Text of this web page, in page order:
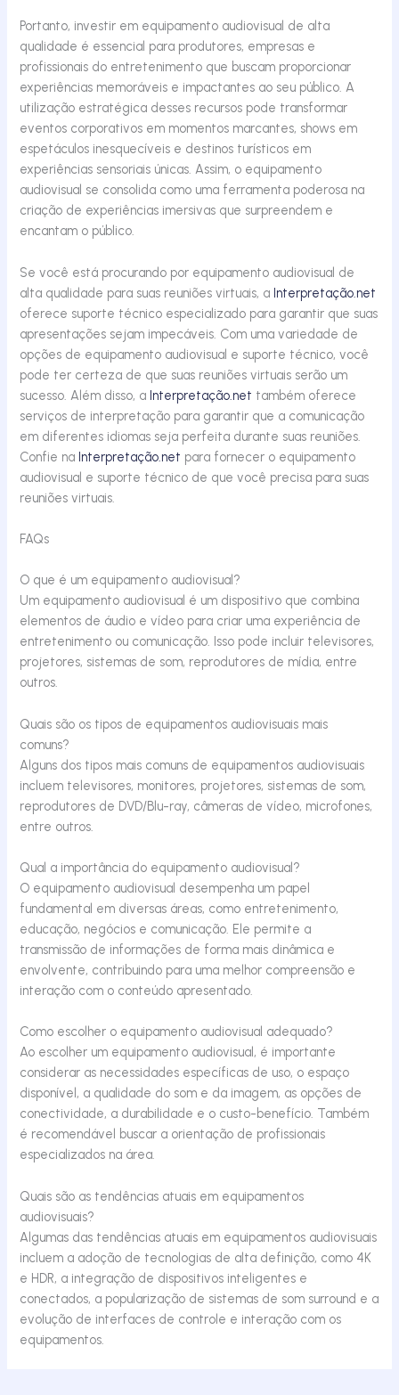
Portanto, investir em equipamento audiovisual de alta
qualidade é essencial para produtores, empresas e
profissionais do entretenimento que buscam proporcionar
experiências memoráveis e impactantes ao seu público. A
utilização estratégica desses recursos pode transformar
eventos corporativos em momentos marcantes, shows em
espetáculos inesquecíveis e destinos turísticos em
experiências sensoriais únicas. Assim, o equipamento
audiovisual se consolida como uma ferramenta poderosa na
criação de experiências imersivas que surpreendem e
encantam o público.
Se você está procurando por equipamento audiovisual de
alta qualidade para suas reuniões virtuais, a Interpretação.net
oferece suporte técnico especializado para garantir que suas
apresentações sejam impecáveis. Com uma variedade de
opções de equipamento audiovisual e suporte técnico, você
pode ter certeza de que suas reuniões virtuais serão um
sucesso. Além disso, a Interpretação.net também oferece
serviços de interpretação para garantir que a comunicação
em diferentes idiomas seja perfeita durante suas reuniões.
Confie na Interpretação.net para fornecer o equipamento
audiovisual e suporte técnico de que você precisa para suas
reuniões virtuais.
FAQs
O que é um equipamento audiovisual?
Um equipamento audiovisual é um dispositivo que combina
elementos de áudio e vídeo para criar uma experiência de
entretenimento ou comunicação. Isso pode incluir televisores,
projetores, sistemas de som, reprodutores de mídia, entre
outros.
Quais são os tipos de equipamentos audiovisuais mais
comuns?
Alguns dos tipos mais comuns de equipamentos audiovisuais
incluem televisores, monitores, projetores, sistemas de som,
reprodutores de DVD/Blu-ray, câmeras de vídeo, microfones,
entre outros.
Qual a importância do equipamento audiovisual?
O equipamento audiovisual desempenha um papel
fundamental em diversas áreas, como entretenimento,
educação, negócios e comunicação. Ele permite a
transmissão de informações de forma mais dinâmica e
envolvente, contribuindo para uma melhor compreensão e
interação com o conteúdo apresentado.
Como escolher o equipamento audiovisual adequado?
Ao escolher um equipamento audiovisual, é importante
considerar as necessidades específicas de uso, o espaço
disponível, a qualidade do som e da imagem, as opções de
conectividade, a durabilidade e o custo-benefício. Também
é recomendável buscar a orientação de profissionais
especializados na área.
Quais são as tendências atuais em equipamentos
audiovisuais?
Algumas das tendências atuais em equipamentos audiovisuais
incluem a adoção de tecnologias de alta definição, como 4K
e HDR, a integração de dispositivos inteligentes e
conectados, a popularização de sistemas de som surround e a
evolução de interfaces de controle e interação com os
equipamentos.